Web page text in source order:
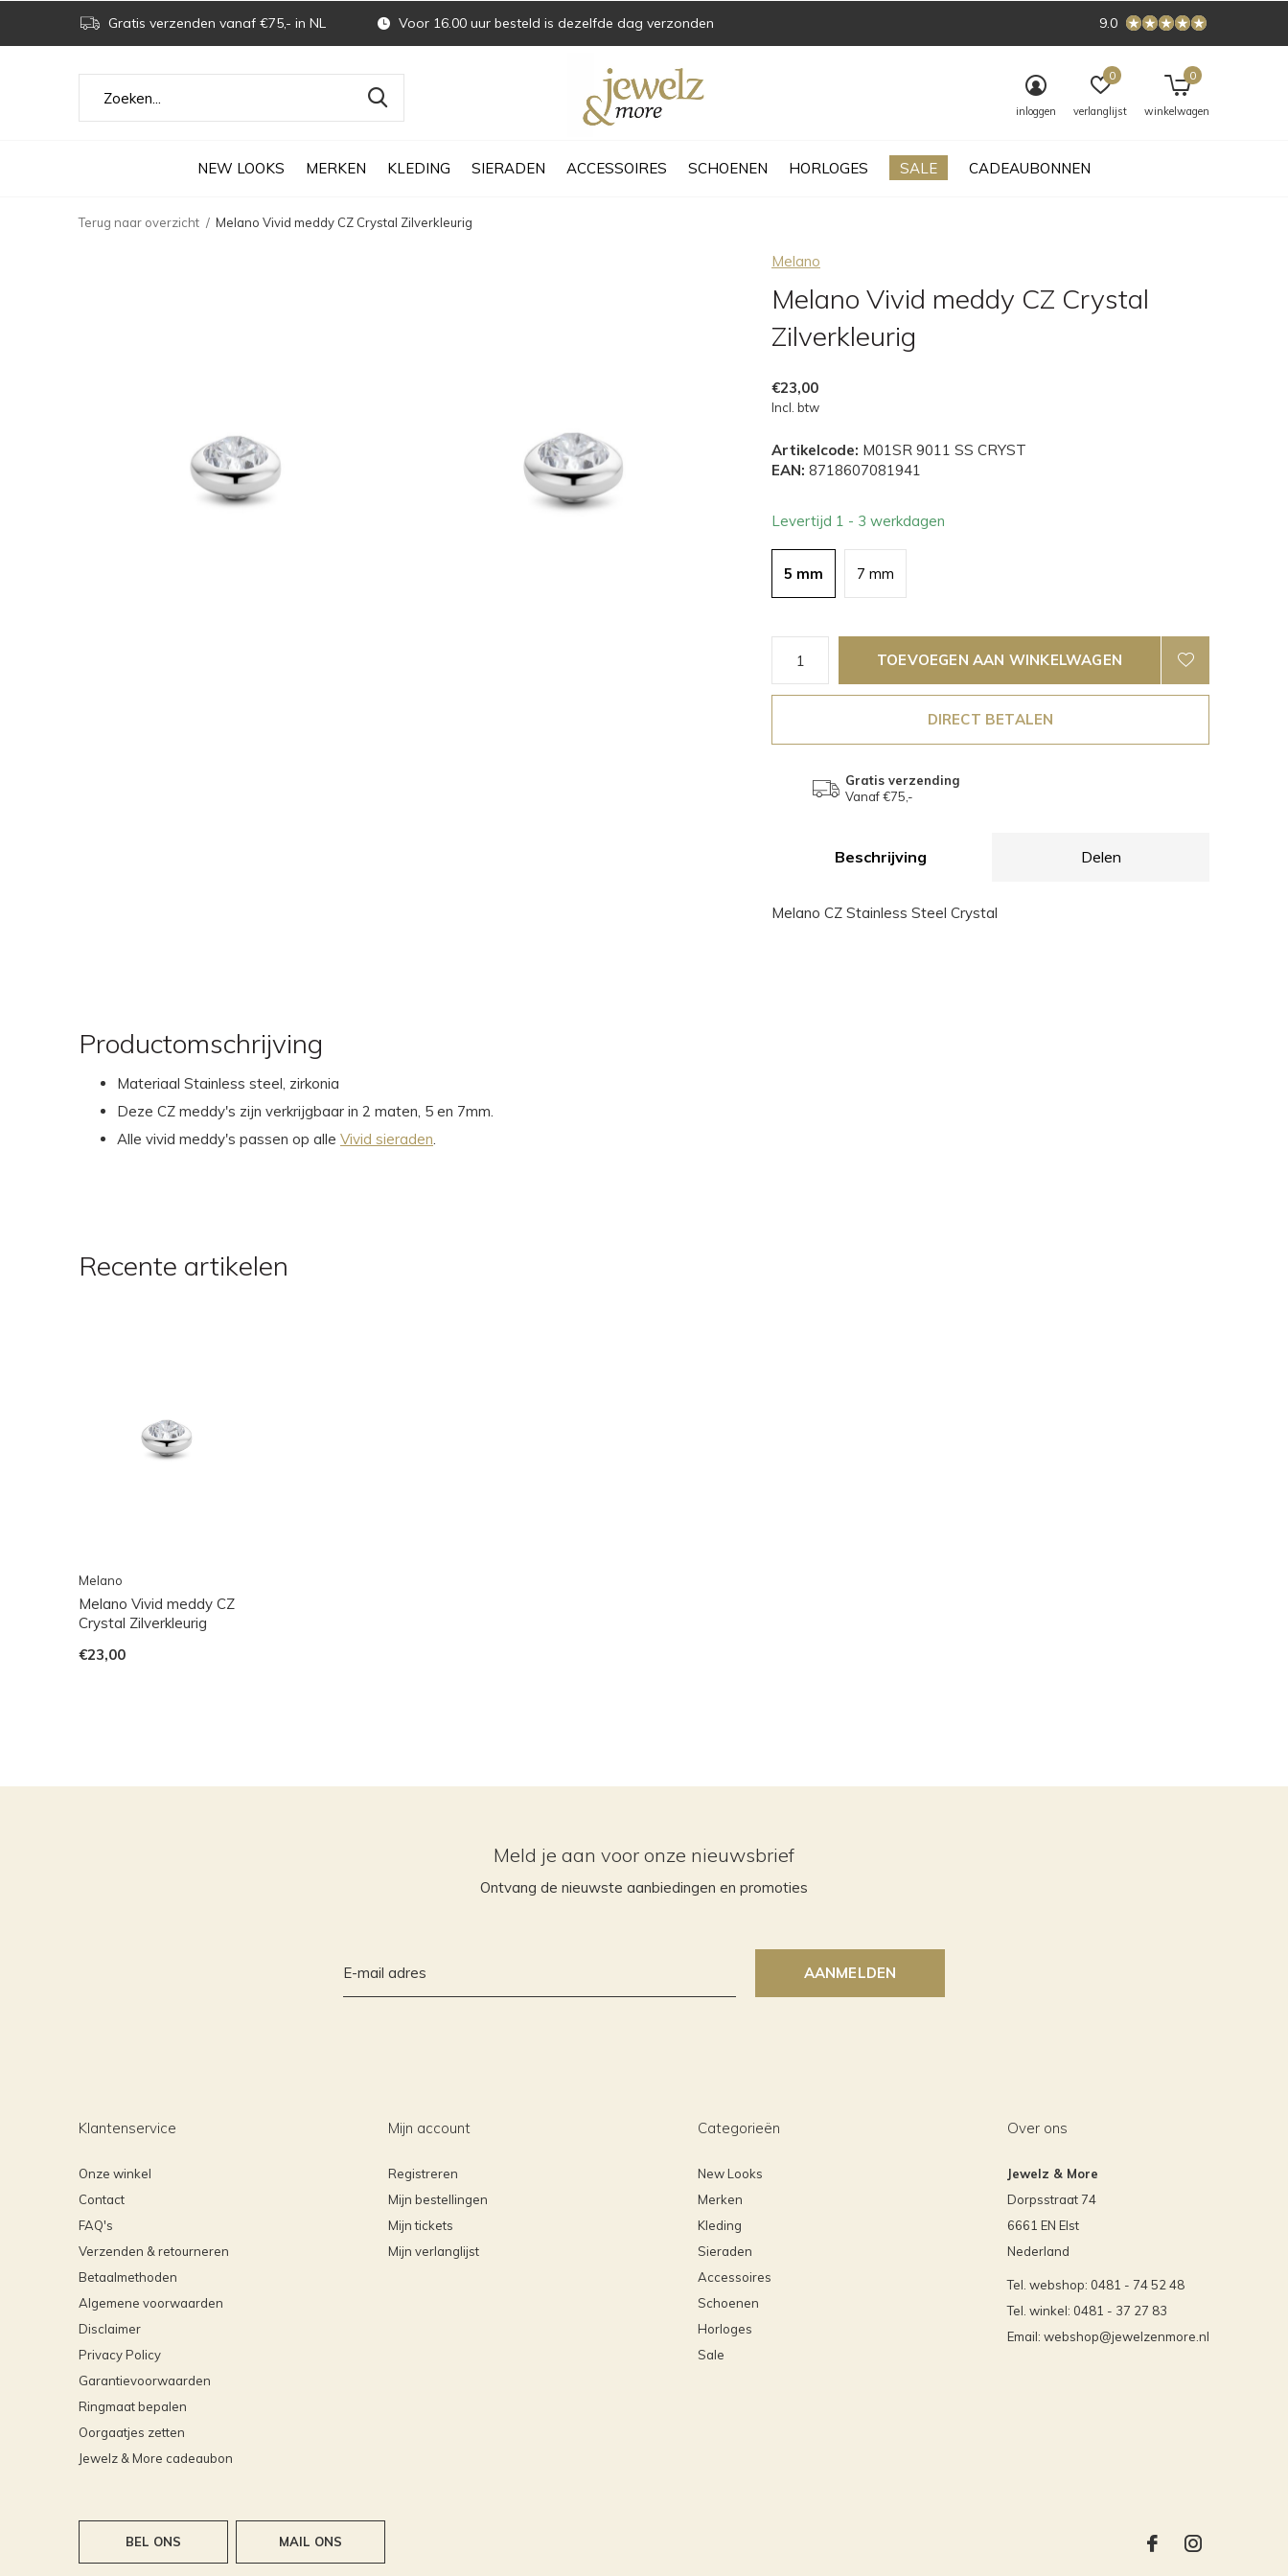
NEW LOOKS MERKEN KLEDING SIERADEN ACCESSOIRES SCHOENEN HORLOGES SALE CADEAUBONNEN
inloggen verlanglijst
0
winkelwagen
0
Gratis verzenden vanaf €75,- in NL Voor 16.00 uur besteld is dezelfde dag verzonden 9.0
Terug naar overzicht Melano Vivid meddy CZ Crystal Zilverkleurig
Melano
Melano Vivid meddy CZ Crystal
Zilverkleurig
€23,00
Incl. btw
Artikelcode: M01SR 9011 SS CRYST
EAN: 8718607081941
Levertijd 1 - 3 werkdagen
5 mm 7 mm
TOEVOEGEN AAN WINKELWAGEN
DIRECT BETALEN
Gratis verzending
Vanaf €75,-
Beschrijving Delen
Melano CZ Stainless Steel Crystal
Productomschrijving
Materiaal Stainless steel, zirkonia
Deze CZ meddy's zijn verkrijgbaar in 2 maten, 5 en 7mm.
Alle vivid meddy's passen op alle Vivid sieraden.
Recente artikelen
Melano
Melano Vivid meddy CZ
Crystal Zilverkleurig
€23,00
Meld je aan voor onze nieuwsbrief
Ontvang de nieuwste aanbiedingen en promoties
AANMELDEN
Klantenservice
Onze winkel
Contact
FAQ's
Verzenden & retourneren
Betaalmethoden
Algemene voorwaarden
Disclaimer
Privacy Policy
Garantievoorwaarden
Ringmaat bepalen
Oorgaatjes zetten
Jewelz & More cadeaubon
Mijn account
Registreren
Mijn bestellingen
Mijn tickets
Mijn verlanglijst
Categorieën
New Looks
Merken
Kleding
Sieraden
Accessoires
Schoenen
Horloges
Sale
Over ons
Jewelz & More
Dorpsstraat 74
6661 EN Elst
Nederland
Tel. webshop: 0481 - 74 52 48
Tel. winkel: 0481 - 37 27 83
Email: webshop@jewelzenmore.nl
BEL ONS MAIL ONS